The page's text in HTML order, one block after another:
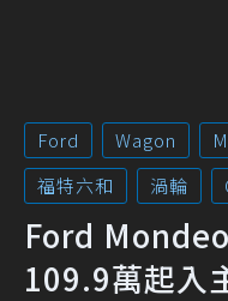
Ford Wagon
福特六和
渦輪
Ford
109.9萬起入